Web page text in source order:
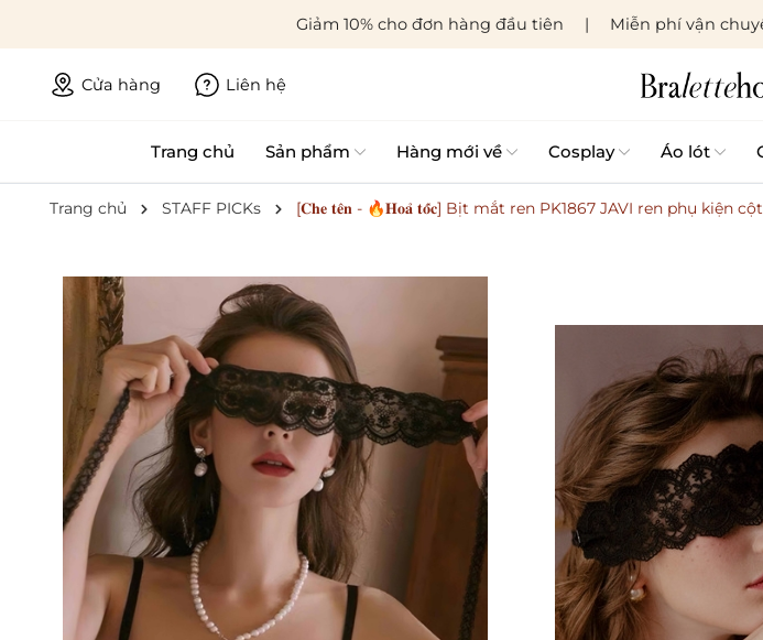
Giảm 10% cho đơn hàng đầu tiên Miễn phí vận
Cửa hàng Liên hệ
Trang chủ Sản phẩm Hàng mới về Cosplay Áo lót
Trang chủ STAFF PICKs [𝐂𝐡𝐞 𝐭𝐞̂𝐧 - 🔥𝐇𝐨𝐚̉ 𝐭𝐨̂́𝐜] Bịt mắt ren PK1867 JAVI ren phụ kiện